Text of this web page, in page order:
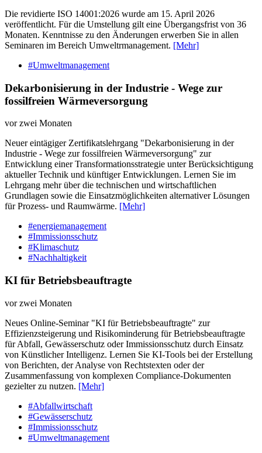
Die revidierte ISO 14001:2026 wurde am 15. April 2026
veröffentlicht. Für die Umstellung gilt eine Übergangsfrist von 36
Monaten. Kenntnisse zu den Änderungen erwerben Sie in allen
Seminaren im Bereich Umweltrmanagement. [Mehr]
#Umweltmanagement
Dekarbonisierung in der Industrie - Wege zur
fossilfreien Wärmeversorgung
vor zwei Monaten
Neuer eintägiger Zertifikatslehrgang "Dekarbonisierung in der
Industrie - Wege zur fossilfreien Wärmeversorgung" zur
Entwicklung einer Transformationsstrategie unter Berücksichtigung
aktueller Technik und künftiger Entwicklungen. Lernen Sie im
Lehrgang mehr über die technischen und wirtschaftlichen
Grundlagen sowie die Einsatzmöglichkeiten alternativer Lösungen
für Prozess- und Raumwärme. [Mehr]
#energiemanagement
#Immissionsschutz
#Klimaschutz
#Nachhaltigkeit
KI für Betriebsbeauftragte
vor zwei Monaten
Neues Online-Seminar "KI für Betriebsbeauftragte" zur
Effizienzsteigerung und Risikominderung für Betriebsbeauftragte
für Abfall, Gewässerschutz oder Immissionsschutz durch Einsatz
von Künstlicher Intelligenz. Lernen Sie KI-Tools bei der Erstellung
von Berichten, der Analyse von Rechtstexten oder der
Zusammenfassung von komplexen Compliance-Dokumenten
gezielter zu nutzen. [Mehr]
#Abfallwirtschaft
#Gewässerschutz
#Immissionsschutz
#Umweltmanagement